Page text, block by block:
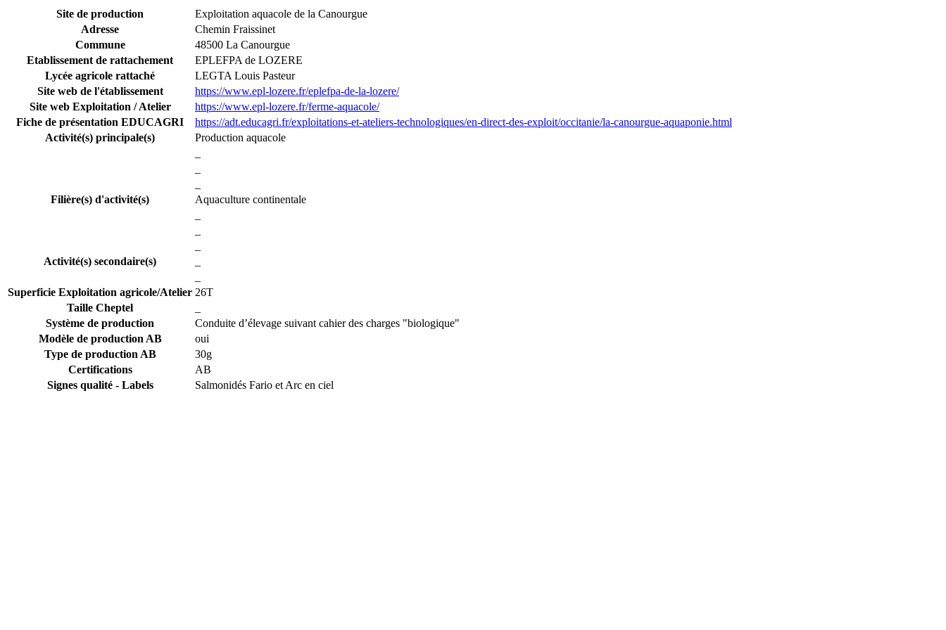
Site de production
Exploitation aquacole de la Canourgue
Adresse
Chemin Fraissinet
Commune
48500 La Canourgue
Etablissement de rattachement
EPLEFPA de LOZERE
Lycée agricole rattaché
LEGTA Louis Pasteur
Site web de l'établissement
https://www.epl-lozere.fr/eplefpa-de-la-lozere/
Site web Exploitation / Atelier
https://www.epl-lozere.fr/ferme-aquacole/
Fiche de présentation EDUCAGRI
https://adt.educagri.fr/exploitations-et-ateliers-technologiques/en-direct-des-exploit/occitanie/la-canourgue-aquaponie.html
Activité(s) principale(s)
Production aquacole
Filière(s) d'activité(s)
Aquaculture continentale
Activité(s) secondaire(s)
Superficie Exploitation agricole/Atelier 26T
Taille Cheptel
Système de production
Conduite d’élevage suivant cahier des charges "biologique"
Modèle de production AB
oui
Type de production AB
30g
Certifications
AB
Signes qualité - Labels
Salmonidés Fario et Arc en ciel